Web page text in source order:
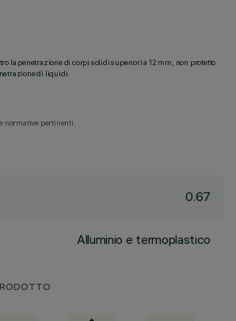
la penetrazione di corpi solidi superiori a 12 mm, non protetto
di liquidi.
normative pertinenti.
0.67
Alluminio e termoplastico